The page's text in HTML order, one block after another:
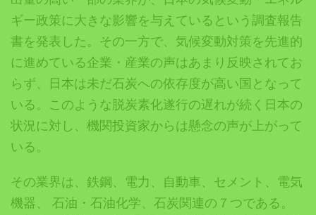
ギー政策に大きな影響を与えているという 調査報告
書を発表した。 その一方で、気候変動対策を先進的
に進めている企業・産業の声はあまり反映されてお
らず、日本は未だ石炭への依存度が高い国となって
いる。このような脱炭素化遂行の遅れが続く日本の
状況に対し、機関投資家からは懸念の声が上がって
いる。
その業界は、鉄鋼、電力、自動車、セメント、電気
機器、 石油・石油化学、石炭関連の７つである。